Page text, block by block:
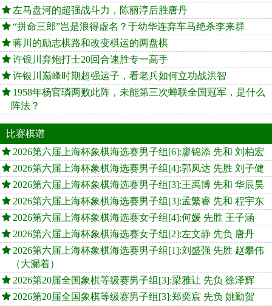
左马盘河的超强战斗力，陈丽淳后胜唐丹
“拼命三郎”岂是浪得虚名？于幼华连弃车马绝杀李来群
蒋川的励志棋路和改变棋运的两盘棋
许银川弃炮打士20回合速胜专一高手
许银川巅峰时期超强运子，看老兵如何立功战洪智
1958年杨官璘两败此阵，未能第三次蝉联全国冠军，是什么
阵法？
比赛棋谱
2026第六届上海杯象棋海选赛男子组[6]:廖锦添 先和 刘柏宏
2026第六届上海杯象棋海选赛男子组[4]:郭凤达 先胜 刘子健
2026第六届上海杯象棋海选赛男子组[3]:王禹博 先和 华辰昊
2026第六届上海杯象棋海选赛男子组[3]:孟繁睿 先和 程宇东
2026第六届上海杯象棋海选赛女子组[4]:何媛 先胜 王子涵
2026第六届上海杯象棋海选赛女子组[2]:左文静 先负 唐丹
2026第六届上海杯象棋海选赛男子组[1]:刘盛强 先胜 赵攀伟
（大漏着）
2026第20届全国象棋等级赛男子组[3]:梁雅让 先负 徐泽辉
2026第20届全国象棋等级赛男子组[3]:郑奕宸 先负 姚勤贺